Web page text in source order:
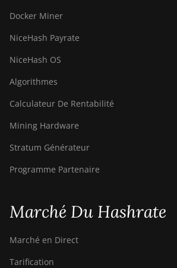
BITMAIN
Pro
BITMAIN
Pro (50Th)
BITMAIN
AntMiner
AntMiner S19
AntMiner S19
Pro
BITMAIN
Pro Hyd.
Docker Miner
NiceHash Payrate
NiceHash OS
Algorithmes
Calculateur De Rentabilité
Mining Hardware
Stratum Générateur
Programme Partenaire
Marché Du Hashrate
Marché en Direct
Tarification